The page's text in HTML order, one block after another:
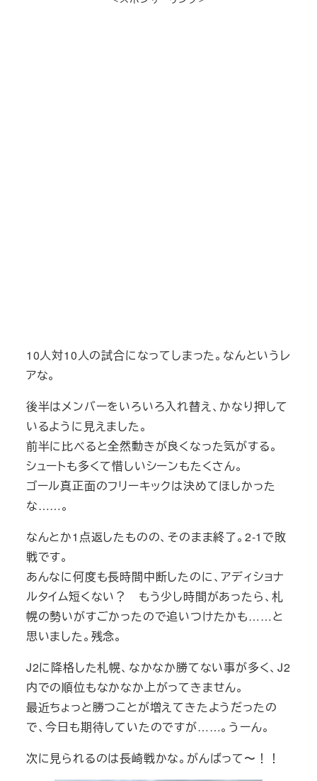
10人対10人の試合になってしまった。なんというレ
アな。
後半はメンバーをいろいろ入れ替え、かなり押して
いるように見えました。
前半に比べると全然動きが良くなった気がする。
シュートも多くて惜しいシーンもたくさん。
ゴール真正面のフリーキックは決めてほしかった
な……。
なんとか1点返したものの、そのまま終了。2-1で敗
戦です。
あんなに何度も長時間中断したのに、アディショナ
ルタイム短くない？ もう少し時間があったら、札
幌の勢いがすごかったので追いつけたかも……と
思いました。残念。
J2に降格した札幌、なかなか勝てない事が多く、J2
内での順位もなかなか上がってきません。
最近ちょっと勝つことが増えてきたようだったの
で、今日も期待していたのですが……。うーん。
次に見られるのは長崎戦かな。がんばって〜！！